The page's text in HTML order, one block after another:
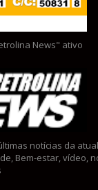
News" ativo
notícias da
Bem-estar, vídeo,